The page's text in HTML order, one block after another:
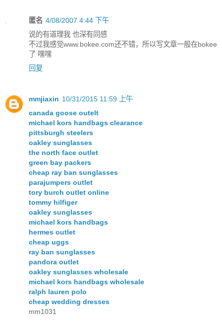
匿名 4/08/2007 4:44 下午
说的有道理我 也深有同感
不过我感觉www.bokee.com还不错，所以写文章一般在bokee
了 嘿嘿
回复
mmjiaxin 10/31/2015 11:59 上午
canada goose outelt
michael kors handbags clearance
pittsburgh steelers
oakley sunglasses
the north face outlet
green bay packers
cheap ray ban sunglasses
parajumpers outlet
tory burch outlet online
tommy hilfiger
oakley sunglasses
michael kors handbags
hermes outlet
cheap uggs
ray ban sunglasses
pandora outlet
oakley sunglasses wholesale
michael kors handbags wholesale
ralph lauren polo
cheap wedding dresses
mm1031